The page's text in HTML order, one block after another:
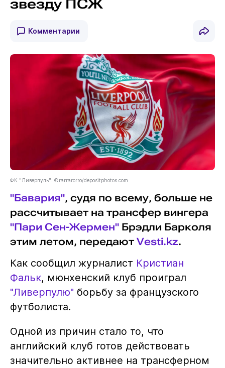
звезду ПСЖ
Комментарии
ФК "Ливерпуль". ©rarrarorro/depositphotos.com
"Бавария", судя по всему, больше не
рассчитывает на трансфер вингера
"Пари Сен-Жермен"Брэдли Барколя
этим летом, передают Vesti.kz.
Как сообщил журналист Кристиан
Фальк, мюнхенский клуб проиграл
"Ливерпулю" борьбу за французского
футболиста.
Одной из причин стало то, что
английский клуб готов действовать
значительно активнее на трансферном